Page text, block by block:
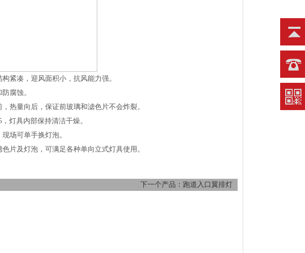
紧凑，迎风面积小，抗风能力强。
腐蚀。
热量向后，保证前玻璃和滤色片不会炸裂。
灯具内部保持清洁干燥。
场可单手换灯泡。
片及灯泡，可满足各种单向立式灯具使用。
下一个产品：跑道入口翼排灯